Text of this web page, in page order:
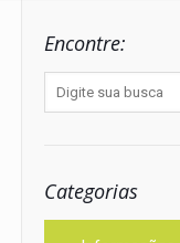
Encontre:
Categorias